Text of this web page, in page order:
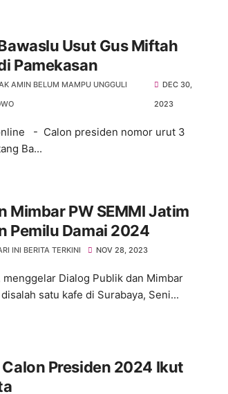
Usut Gus Miftah
Pamekasan
AMIN BELUM MAMPU UNGGULI
DEC 30,
2023
- Calon presiden nomor urut 3
Ba...
Mimbar PW SEMMI Jatim
Pemilu Damai 2024
INI BERITA TERKINI NOV 28, 2023
menggelar Dialog Publik dan Mimbar
satu kafe di Surabaya, Seni...
Presiden 2024 Ikut